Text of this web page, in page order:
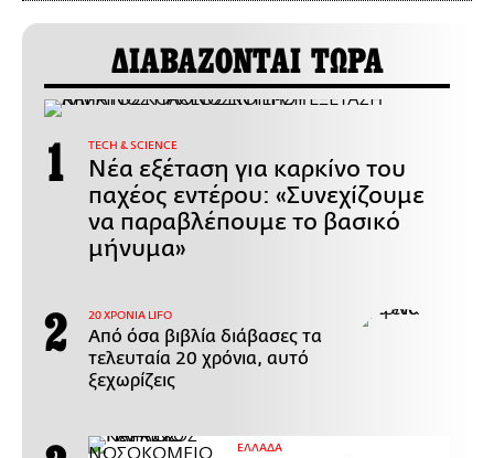
ΔΙΑΒΑΖΟΝΤΑΙ ΤΩΡΑ
ΤECH & SCIENCE
Νέα εξέταση για καρκίνο του
παχέος εντέρου: «Συνεχίζουμε
να παραβλέπουμε το βασικό
μήνυμα»
20 ΧΡΟΝΙΑ LIFO
Από όσα βιβλία διάβασες τα
τελευταία 20 χρόνια, αυτό
ξεχωρίζεις
ΕΛΛΑΔΑ